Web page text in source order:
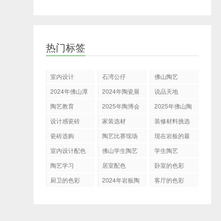
热门标签
室内设计 石湾公仔
佛山陶艺
2024年佛山潭
2024年陶瓷展
说品天地
陶艺教育
2025年陶博会
2025年佛山陶
设计感瓷砖 家装选材
装修材料挑选
瓷砖选购
陶艺比赛现场
现在岩板的最
室内设计配色
佛山学生陶艺
学生陶艺
陶艺学习
居室配色
卧室的色彩
厨卫的色彩
2024年岩板陶
客厅的色彩